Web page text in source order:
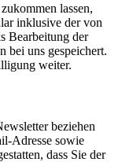
lassen,
inklusive der von
Bearbeitung der
bei uns gespeichert.
weiter.
beziehen
Adresse sowie
dass Sie der